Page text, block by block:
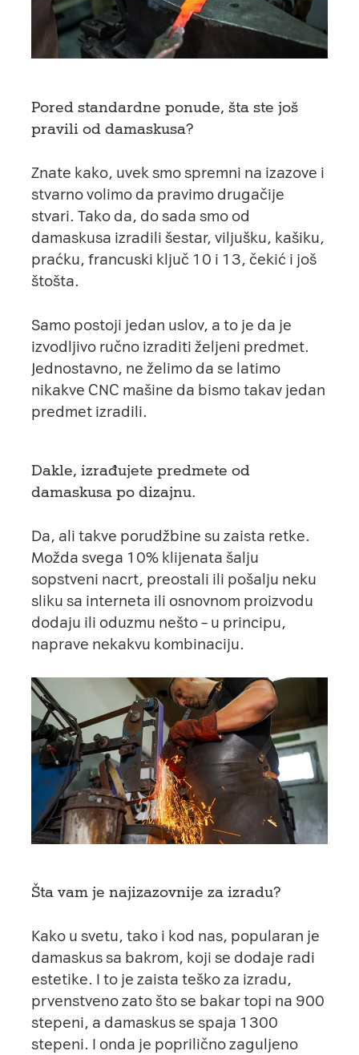
Pored standardne ponude, šta ste još
pravili od damaskusa?
Znate kako, uvek smo spremni na izazove i
stvarno volimo da pravimo drugačije
stvari. Tako da, do sada smo od
damaskusa izradili šestar, viljušku, kašiku,
praćku, francuski ključ 10 i 13, čekić i još
štošta.
Samo postoji jedan uslov, a to je da je
izvodljivo ručno izraditi željeni predmet.
Jednostavno, ne želimo da se latimo
nikakve CNC mašine da bismo takav jedan
predmet izradili.
Dakle, izrađujete predmete od
damaskusa po dizajnu.
Da, ali takve porudžbine su zaista retke.
Možda svega 10% klijenata šalju
sopstveni nacrt, preostali ili pošalju neku
sliku sa interneta ili osnovnom proizvodu
dodaju ili oduzmu nešto – u principu,
naprave nekakvu kombinaciju.
Šta vam je najizazovnije za izradu?
Kako u svetu, tako i kod nas, popularan je
damaskus sa bakrom, koji se dodaje radi
estetike. I to je zaista teško za izradu,
prvenstveno zato što se bakar topi na 900
stepeni, a damaskus se spaja 1300
stepeni. I onda je poprilično zaguljeno